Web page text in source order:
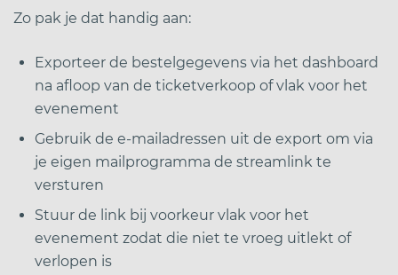
Zo pak je dat handig aan:
Exporteer de bestelgegevens via het dashboard
na afloop van de ticketverkoop of vlak voor het
evenement
Gebruik de e-mailadressen uit de export om via
je eigen mailprogramma de streamlink te
versturen
Stuur de link bij voorkeur vlak voor het
evenement zodat die niet te vroeg uitlekt of
verlopen is